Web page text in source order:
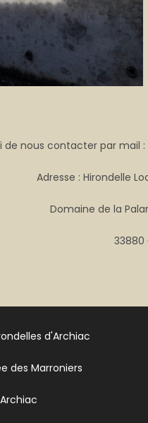
nous contacter par mail
Adresse : Hirondelle
Domaine de la
33880
d'Archiac
des Marroniers